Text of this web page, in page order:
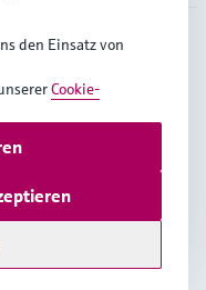
AG
den Einsatz von
Cookie-